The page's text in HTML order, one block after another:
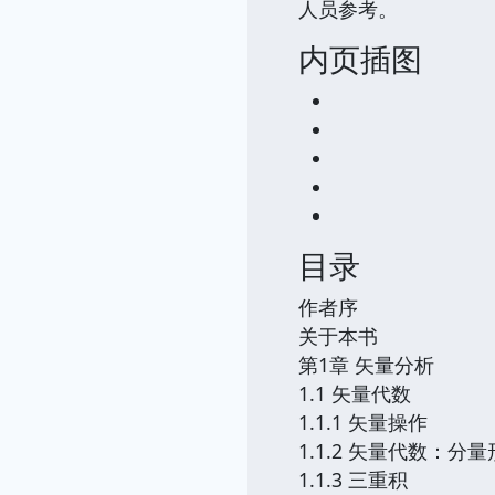
人员参考。
内页插图
目录
作者序
关于本书
第1章 矢量分析
1.1 矢量代数
1.1.1 矢量操作
1.1.2 矢量代数：分量
1.1.3 三重积